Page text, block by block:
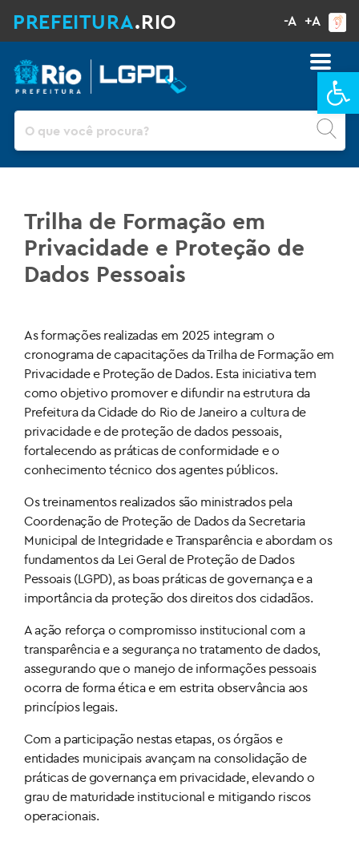
PREFEITURA.RIO -A +A
Pesquisar
Trilha de Formação em
Privacidade e Proteção de
Dados Pessoais
As formações realizadas em 2025 integram o
cronograma de capacitações da Trilha de Formação em
Privacidade e Proteção de Dados. Esta iniciativa tem
como objetivo promover e difundir na estrutura da
Prefeitura da Cidade do Rio de Janeiro a cultura de
privacidade e de proteção de dados pessoais,
fortalecendo as práticas de conformidade e o
conhecimento técnico dos agentes públicos.
Os treinamentos realizados são ministrados pela
Coordenação de Proteção de Dados da Secretaria
Municipal de Integridade e Transparência e abordam os
fundamentos da Lei Geral de Proteção de Dados
Pessoais (LGPD), as boas práticas de governança e a
importância da proteção dos direitos dos cidadãos.
A ação reforça o compromisso institucional com a
transparência e a segurança no tratamento de dados,
assegurando que o manejo de informações pessoais
ocorra de forma ética e em estrita observância aos
princípios legais.
Com a participação nestas etapas, os órgãos e
entidades municipais avançam na consolidação de
práticas de governança em privacidade, elevando o
grau de maturidade institucional e mitigando riscos
operacionais.